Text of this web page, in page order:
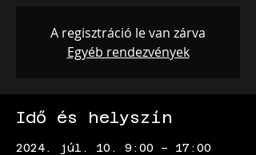
A regisztráció le van zárva
Egyéb rendezvények
Idő és helyszín
2024. júl. 10. 9:00 – 17:00